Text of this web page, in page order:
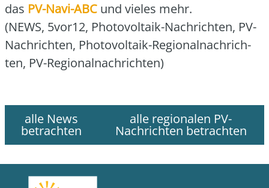
das PV-Navi-ABC und vie­les mehr.
(NEWS, 5vor12, Pho­to­vol­ta­ik-Nach­rich­ten, PV-
Nach­rich­ten, Pho­to­vol­ta­ik-Regio­nal­nach­rich­
ten, PV-Regio­nal­nach­rich­ten)
alle News
betrachten
alle regionalen PV-
Nachrichten betrachten